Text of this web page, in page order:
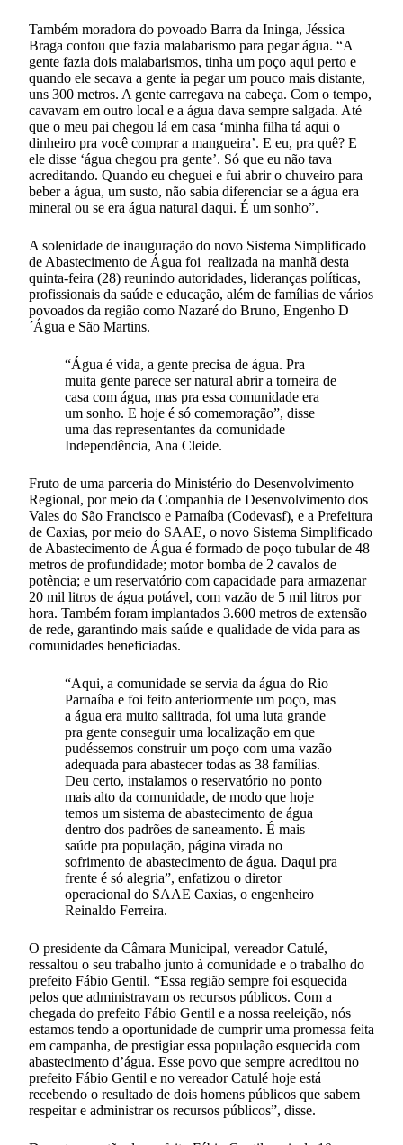
Também moradora do povoado Barra da Ininga, Jéssica
Braga contou que fazia malabarismo para pegar água. “A
gente fazia dois malabarismos, tinha um poço aqui perto e
quando ele secava a gente ia pegar um pouco mais distante,
uns 300 metros. A gente carregava na cabeça. Com o tempo,
cavavam em outro local e a água dava sempre salgada. Até
que o meu pai chegou lá em casa ‘minha filha tá aqui o
dinheiro pra você comprar a mangueira’. E eu, pra quê? E
ele disse ‘água chegou pra gente’. Só que eu não tava
acreditando. Quando eu cheguei e fui abrir o chuveiro para
beber a água, um susto, não sabia diferenciar se a água era
mineral ou se era água natural daqui. É um sonho”.
A solenidade de inauguração do novo Sistema Simplificado
de Abastecimento de Água foi realizada na manhã desta
quinta-feira (28) reunindo autoridades, lideranças políticas,
profissionais da saúde e educação, além de famílias de vários
povoados da região como Nazaré do Bruno, Engenho D
´Água e São Martins.
“Água é vida, a gente precisa de água. Pra
muita gente parece ser natural abrir a torneira de
casa com água, mas pra essa comunidade era
um sonho. E hoje é só comemoração”, disse
uma das representantes da comunidade
Independência, Ana Cleide.
Fruto de uma parceria do Ministério do Desenvolvimento
Regional, por meio da Companhia de Desenvolvimento dos
Vales do São Francisco e Parnaíba (Codevasf), e a Prefeitura
de Caxias, por meio do SAAE, o novo Sistema Simplificado
de Abastecimento de Água é formado de poço tubular de 48
metros de profundidade; motor bomba de 2 cavalos de
potência; e um reservatório com capacidade para armazenar
20 mil litros de água potável, com vazão de 5 mil litros por
hora. Também foram implantados 3.600 metros de extensão
de rede, garantindo mais saúde e qualidade de vida para as
comunidades beneficiadas.
“Aqui, a comunidade se servia da água do Rio
Parnaíba e foi feito anteriormente um poço, mas
a água era muito salitrada, foi uma luta grande
pra gente conseguir uma localização em que
pudéssemos construir um poço com uma vazão
adequada para abastecer todas as 38 famílias.
Deu certo, instalamos o reservatório no ponto
mais alto da comunidade, de modo que hoje
temos um sistema de abastecimento de água
dentro dos padrões de saneamento. É mais
saúde pra população, página virada no
sofrimento de abastecimento de água. Daqui pra
frente é só alegria”, enfatizou o diretor
operacional do SAAE Caxias, o engenheiro
Reinaldo Ferreira.
O presidente da Câmara Municipal, vereador Catulé,
ressaltou o seu trabalho junto à comunidade e o trabalho do
prefeito Fábio Gentil. “Essa região sempre foi esquecida
pelos que administravam os recursos públicos. Com a
chegada do prefeito Fábio Gentil e a nossa reeleição, nós
estamos tendo a oportunidade de cumprir uma promessa feita
em campanha, de prestigiar essa população esquecida com
abastecimento d’água. Esse povo que sempre acreditou no
prefeito Fábio Gentil e no vereador Catulé hoje está
recebendo o resultado de dois homens públicos que sabem
respeitar e administrar os recursos públicos”, disse.